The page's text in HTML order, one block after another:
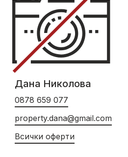
Дана Николова
0878 659 077
property.dana@gmail.com
Всички оферти